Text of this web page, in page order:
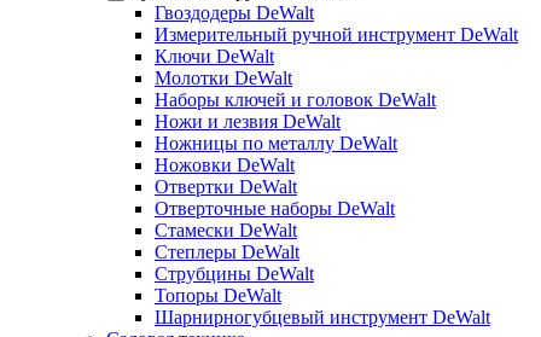
Гвоздодеры DeWalt
Измерительный ручной инструмент DeWalt
Ключи DeWalt
Молотки DeWalt
Наборы ключей и головок DeWalt
Ножи и лезвия DeWalt
Ножницы по металлу DeWalt
Ножовки DeWalt
Отвертки DeWalt
Отверточные наборы DeWalt
Стамески DeWalt
Степлеры DeWalt
Струбцины DeWalt
Топоры DeWalt
Шарнирногубцевый инструмент DeWalt